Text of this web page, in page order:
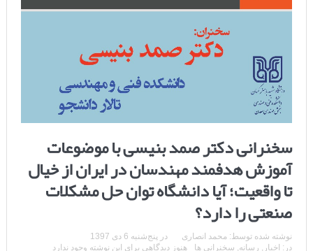
سخنرانی دکتر صمد بنیسی با موضوعات
آموزش هدفمند مهندسان در ایران از خیال
تا واقعیت؛ آیا دانشگاه توان حل مشکلات
صنعتی را دارد؟
نوشته شده توسط: محمد انصاری در پنج‌شنبه 6 دی 1397
در: اخبار , رسانه, سخنرانی ها
هنوز دیدگاهی برای این نوشته وجود ندارد